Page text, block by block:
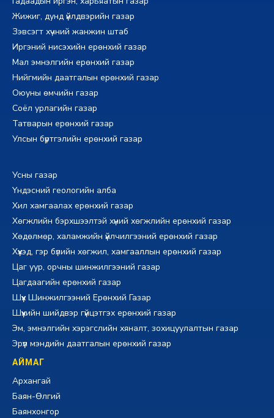
Жижиг, дунд үйлдвэрийн газар
Зэвсэгт хүчний жанжин штаб
Иргэний нисэхийн ерөнхий газар
Мал эмнэлгийн ерөнхий газар
Нийгмийн даатгалын ерөнхий газар
Оюуны өмчийн газар
Соёл урлагийн газар
Татварын ерөнхий газар
Улсын бүртгэлийн ерөнхий газар
Усны газар
Үндэсний геологийн алба
Хил хамгаалах ерөнхий газар
Хөгжлийн бэрхшээлтэй хүний хөгжлийн ерөнхий газар
Хөдөлмөр, халамжийн үйлчилгээний ерөнхий газар
Хүүхэд, гэр бүлийн хөгжил, хамгааллын ерөнхий газар
Цаг уур, орчны шинжилгээний газар
Цагдаагийн ерөнхий газар
Шүүх Шинжилгээний Ерөнхий Газар
Шүүхийн шийдвэр гүйцэтгэх ерөнхий газар
Эм, эмнэлгийн хэрэгслийн хяналт, зохицуулалтын газар
Эрүүл мэндийн даатгалын ерөнхий газар
АЙМАГ
Архангай
Баян-Өлгий
Баянхонгор